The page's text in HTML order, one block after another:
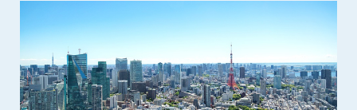
管理者は、会員が登録した内容が以下に該当する、またはその
恐れのあるものは、会員の承諾なく削除できるものとします。
(1) 登録されている情報が、第6条の定める禁止事項に該当する
と管理者が、判断した場合
(2) 建設資料館の運営および保守管理上、必要と判断した場合
(3) 広告掲載料金の支払が遅延した場合